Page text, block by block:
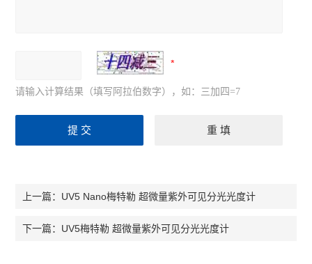
请输入计算结果（填写阿拉伯数字），如：三加四=7
上一篇： UV5 Nano梅特勒 超微量紫外可见分光光度计
下一篇： UV5梅特勒 超微量紫外可见分光光度计